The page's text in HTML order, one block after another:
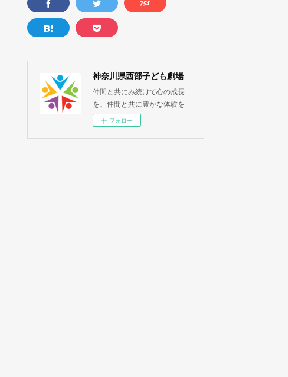
(2)
(1)
(1)
(3)
(3 )
(3)
(1)
(1)
(3 )
神奈川県西部子ども劇場
仲間と共にみ続けて心の成長
を、仲間と共に豊かな体験を
フォロー